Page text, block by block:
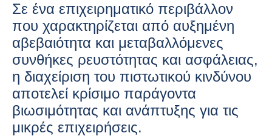
Σε ένα επιχειρηματικό περιβάλλον
που χαρακτηρίζεται από αυξημένη
αβεβαιότητα και μεταβαλλόμενες
συνθήκες ρευστότητας και ασφάλειας,
η διαχείριση του πιστωτικού κινδύνου
αποτελεί κρίσιμο παράγοντα
βιωσιμότητας και ανάπτυξης για τις
μικρές επιχειρήσεις.